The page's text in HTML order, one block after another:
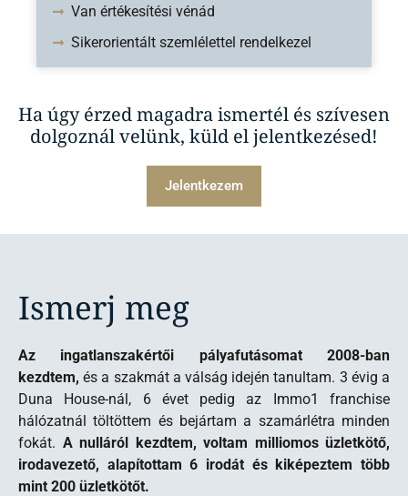
Van értékesítési vénád
Sikerorientált szemlélettel rendelkezel
Ha úgy érzed magadra ismertél és szívesen
dolgoznál velünk, küld el jelentkezésed!
Jelentkezem
Ismerj meg
Az ingatlanszakértői pályafutásomat 2008-ban
kezdtem, és a szakmát a válság idején tanultam. 3 évig a
Duna House-nál, 6 évet pedig az Immo1 franchise
hálózatnál töltöttem és bejártam a szamárlétra minden
fokát. A nulláról kezdtem, voltam milliomos üzletkötő,
irodavezető, alapítottam 6 irodát és kiképeztem több
mint 200 üzletkötőt.